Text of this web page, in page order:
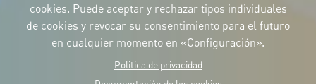
NEWSLETTER
cookies. Puede aceptar y rechazar tipos individuales
de cookies y revocar su consentimiento para el futuro
en cualquier momento en «Configuración».
Politica de privacidad